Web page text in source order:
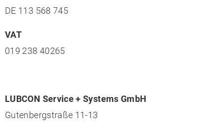
DE 113 568 745
VAT
019 238 40265
LUBCON Service + Systems GmbH
Gutenbergstraße 11-13